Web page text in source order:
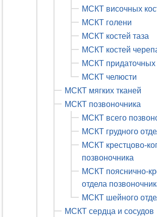
МСКТ височных
МСКТ голени
МСКТ костей таза
МСКТ костей
МСКТ придаточных
МСКТ челюсти
МСКТ мягких тканей
МСКТ позвоночника
МСКТ всего
МСКТ грудного
МСКТ крестцово-
позвоночника
МСКТ пояснично-
отдела
МСКТ шейного
МСКТ сердца и сосудов